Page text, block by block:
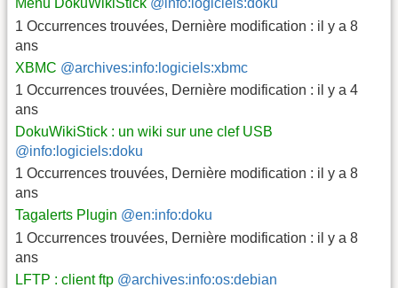
Menu DokuWikiStick @info:logiciels:doku
1 Occurrences trouvées, Dernière modification : il y a 8
ans
XBMC @archives:info:logiciels:xbmc
1 Occurrences trouvées, Dernière modification : il y a 4
ans
DokuWikiStick : un wiki sur une clef USB
@info:logiciels:doku
1 Occurrences trouvées, Dernière modification : il y a 8
ans
Tagalerts Plugin @en:info:doku
1 Occurrences trouvées, Dernière modification : il y a 8
ans
LFTP : client ftp @archives:info:os:debian